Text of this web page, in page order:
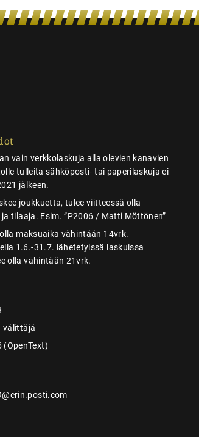
vain verkkolaskuja alla olevien kanavien
tulleita sähköposti- tai paperilaskuja ei
jälkeen.
joukkuetta, tulee viitteessä olla
tilaaja. Esim. ”P2006 / Matti Möttönen”
maksuaika vähintään 14vrk.
1.6.-31.7. lähetetyissä laskuissa
olla vähintään 21vrk.
välittäjä
(OpenText)